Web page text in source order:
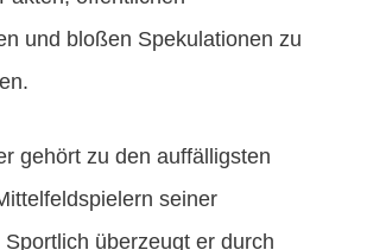
und bloßen Spekulationen zu
gehört zu den auffälligsten
seiner
überzeugt er durch